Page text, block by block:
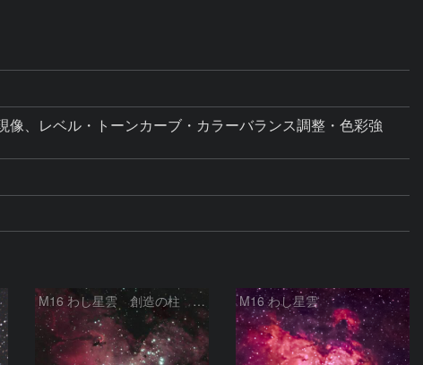
、レベル・トーンカーブ・カラーバランス調整・色彩強
M16 わし星雲 創造の柱 へび座 M16 わし星雲